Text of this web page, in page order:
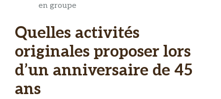
en groupe
Quelles activités
originales proposer lors
d’un anniversaire de 45
ans